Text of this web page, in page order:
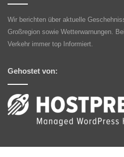
Wir berichten über aktuelle
Großregion sowie Wetterwarnungen.
Verkehr immer top Informiert.
Gehostet von: